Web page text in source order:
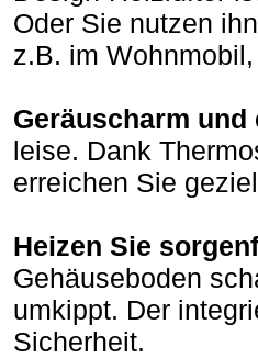
Oder Sie nutzen
z.B. im
Geräuscharm und
leise. Dank
erreichen Sie
Heizen Sie
Gehäuseboden
umkippt. Der
Sicherheit.